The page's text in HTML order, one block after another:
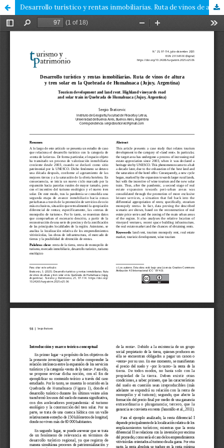
Desarrollo turístico y rentas inmobiliarias. Ruta de vinos de altura y tren solar en la Quebrada de Humahuaca (Jujuy, Argentina)